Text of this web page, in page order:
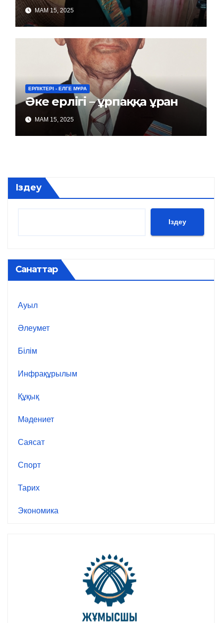
МАМ 15, 2025
ЕРЛІКТЕРІ - ЕЛГЕ МҰРА
Әке ерлігі – ұрпаққа ұран
МАМ 15, 2025
Іздеу
Іздеу
Санаттар
Ауыл
Әлеумет
Білім
Инфрақұрылым
Құқық
Мәдениет
Саясат
Спорт
Тарих
Экономика